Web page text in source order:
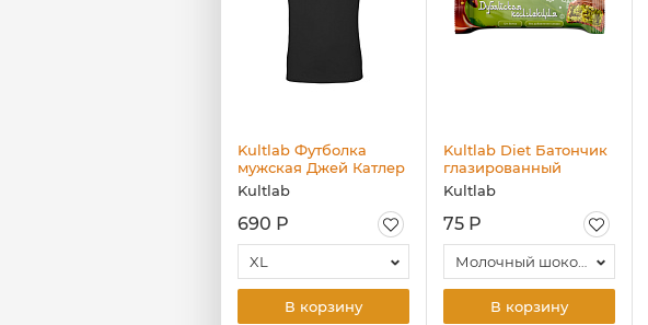
Kultlab Футболка
мужская Джей Катлер
(красный логотип),
Kultlab
690 Р
XL
В корзину
Kultlab Diet Батончик
глазированный
"Дубайская
Kultlab
75 Р
В корзину